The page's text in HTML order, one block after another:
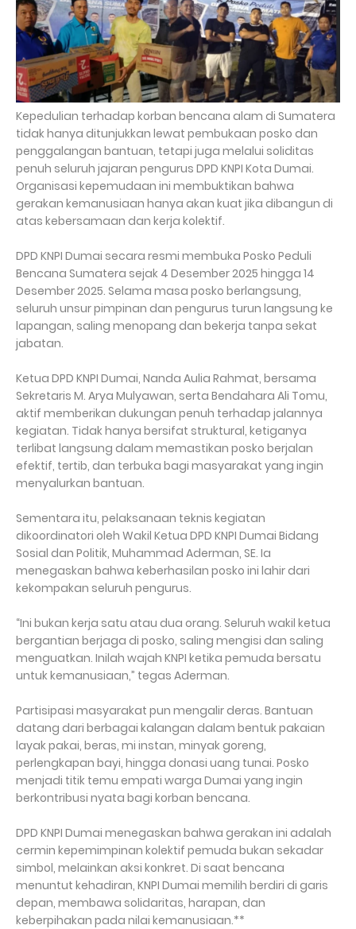
Kepedulian terhadap korban bencana alam di Sumatera
tidak hanya ditunjukkan lewat pembukaan posko dan
penggalangan bantuan, tetapi juga melalui soliditas
penuh seluruh jajaran pengurus DPD KNPI Kota Dumai.
Organisasi kepemudaan ini membuktikan bahwa
gerakan kemanusiaan hanya akan kuat jika dibangun di
atas kebersamaan dan kerja kolektif.
DPD KNPI Dumai secara resmi membuka Posko Peduli
Bencana Sumatera sejak 4 Desember 2025 hingga 14
Desember 2025. Selama masa posko berlangsung,
seluruh unsur pimpinan dan pengurus turun langsung ke
lapangan, saling menopang dan bekerja tanpa sekat
jabatan.
Ketua DPD KNPI Dumai, Nanda Aulia Rahmat, bersama
Sekretaris M. Arya Mulyawan, serta Bendahara Ali Tomu,
aktif memberikan dukungan penuh terhadap jalannya
kegiatan. Tidak hanya bersifat struktural, ketiganya
terlibat langsung dalam memastikan posko berjalan
efektif, tertib, dan terbuka bagi masyarakat yang ingin
menyalurkan bantuan.
Sementara itu, pelaksanaan teknis kegiatan
dikoordinatori oleh Wakil Ketua DPD KNPI Dumai Bidang
Sosial dan Politik, Muhammad Aderman, SE. Ia
menegaskan bahwa keberhasilan posko ini lahir dari
kekompakan seluruh pengurus.
“Ini bukan kerja satu atau dua orang. Seluruh wakil ketua
bergantian berjaga di posko, saling mengisi dan saling
menguatkan. Inilah wajah KNPI ketika pemuda bersatu
untuk kemanusiaan,” tegas Aderman.
Partisipasi masyarakat pun mengalir deras. Bantuan
datang dari berbagai kalangan dalam bentuk pakaian
layak pakai, beras, mi instan, minyak goreng,
perlengkapan bayi, hingga donasi uang tunai. Posko
menjadi titik temu empati warga Dumai yang ingin
berkontribusi nyata bagi korban bencana.
DPD KNPI Dumai menegaskan bahwa gerakan ini adalah
cermin kepemimpinan kolektif pemuda bukan sekadar
simbol, melainkan aksi konkret. Di saat bencana
menuntut kehadiran, KNPI Dumai memilih berdiri di garis
depan, membawa solidaritas, harapan, dan
keberpihakan pada nilai kemanusiaan.**